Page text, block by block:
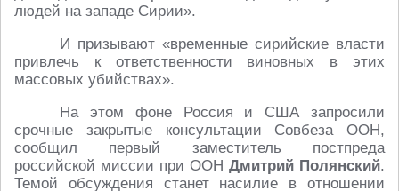
людей на западе Сирии».
И призывают «временные сирийские власти
привлечь к ответственности виновных в этих
массовых убийствах».
На этом фоне Россия и США запросили
срочные закрытые консультации Совбеза ООН,
сообщил первый заместитель постпреда
российской миссии при ООН Дмитрий Полянский.
Темой обсуждения станет насилие в отношении